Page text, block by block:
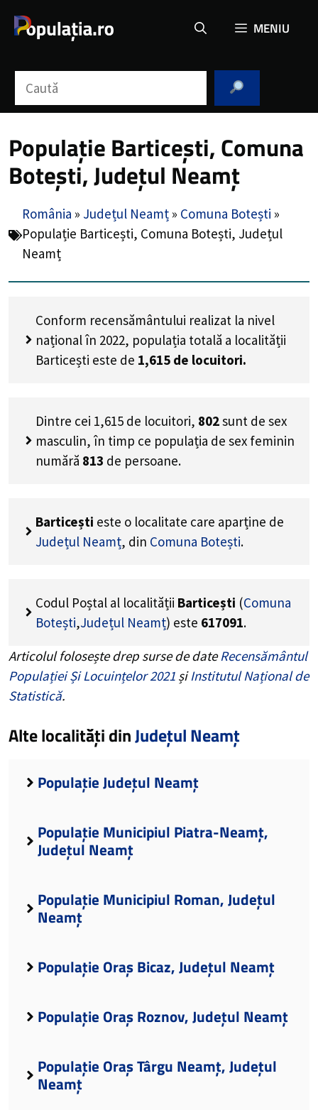
MENIU
Populație Barticești, Comuna
Botești, Județul Neamț
România » Județul Neamț » Comuna Botești »
Populație Barticești, Comuna Botești, Județul
Neamț
Conform recensământului realizat la nivel
național în 2022, populația totală a localității
Barticești este de 1,615 de locuitori.
Dintre cei 1,615 de locuitori, 802sunt de sex
masculin, în timp ce populația de sex feminin
numără 813 de persoane.
Barticești este o localitate care aparține de
Județul Neamț, din Comuna Botești.
Codul Poștal al localității Barticești (Comuna
Botești,Județul Neamț) este 617091.
Articolul folosește drep surse de dateRecensământul
Populației Și Locuințelor 2021 șiInstitutul Național de
Statistică.
Alte localități dinJudețul Neamț
Populație Județul Neamț
Populație Municipiul Piatra-Neamț,
Județul Neamț
Populație Municipiul Roman, Județul
Neamț
Populație Oraș Bicaz, Județul Neamț
Populație Oraș Roznov, Județul Neamț
Populație Oraș Târgu Neamț, Județul
Neamț